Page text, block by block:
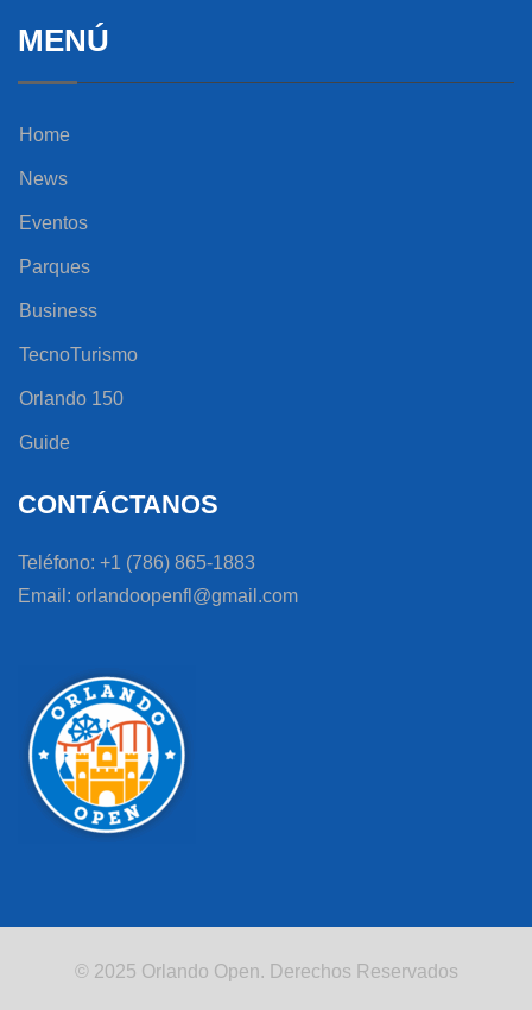
MENÚ
Home
News
Eventos
Parques
Business
TecnoTurismo
Orlando 150
Guide
CONTÁCTANOS
Teléfono: +1 (786) 865-1883
Email: orlandoopenfl@gmail.com
© 2025 Orlando Open. Derechos Reservados